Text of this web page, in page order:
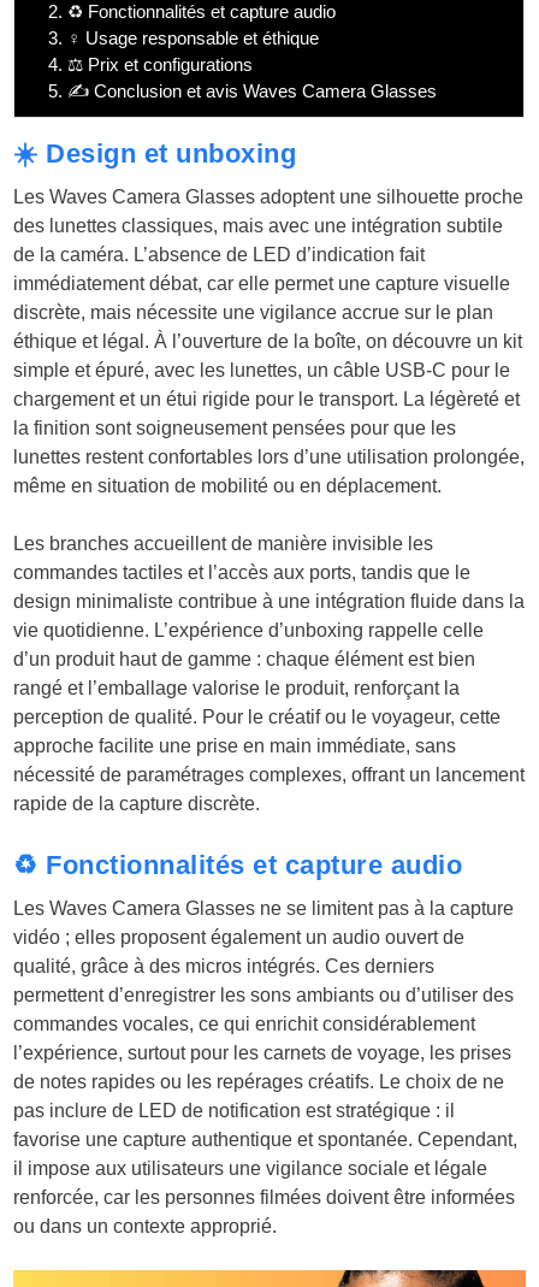
2. ♻️ Fonctionnalités et capture audio
3. ♀️ Usage responsable et éthique
4. ⚖️ Prix et configurations
5. ✍️ Conclusion et avis Waves Camera Glasses
☀️ Design et unboxing
Les Waves Camera Glasses adoptent une silhouette proche
des lunettes classiques, mais avec une intégration subtile
de la caméra. L’absence de LED d’indication fait
immédiatement débat, car elle permet une capture visuelle
discrète, mais nécessite une vigilance accrue sur le plan
éthique et légal. À l’ouverture de la boîte, on découvre un kit
simple et épuré, avec les lunettes, un câble USB-C pour le
chargement et un étui rigide pour le transport. La légèreté et
la finition sont soigneusement pensées pour que les
lunettes restent confortables lors d’une utilisation prolongée,
même en situation de mobilité ou en déplacement.
Les branches accueillent de manière invisible les
commandes tactiles et l’accès aux ports, tandis que le
design minimaliste contribue à une intégration fluide dans la
vie quotidienne. L’expérience d’unboxing rappelle celle
d’un produit haut de gamme : chaque élément est bien
rangé et l’emballage valorise le produit, renforçant la
perception de qualité. Pour le créatif ou le voyageur, cette
approche facilite une prise en main immédiate, sans
nécessité de paramétrages complexes, offrant un lancement
rapide de la capture discrète.
♻️ Fonctionnalités et capture audio
Les Waves Camera Glasses ne se limitent pas à la capture
vidéo ; elles proposent également un audio ouvert de
qualité, grâce à des micros intégrés. Ces derniers
permettent d’enregistrer les sons ambiants ou d’utiliser des
commandes vocales, ce qui enrichit considérablement
l’expérience, surtout pour les carnets de voyage, les prises
de notes rapides ou les repérages créatifs. Le choix de ne
pas inclure de LED de notification est stratégique : il
favorise une capture authentique et spontanée. Cependant,
il impose aux utilisateurs une vigilance sociale et légale
renforcée, car les personnes filmées doivent être informées
ou dans un contexte approprié.